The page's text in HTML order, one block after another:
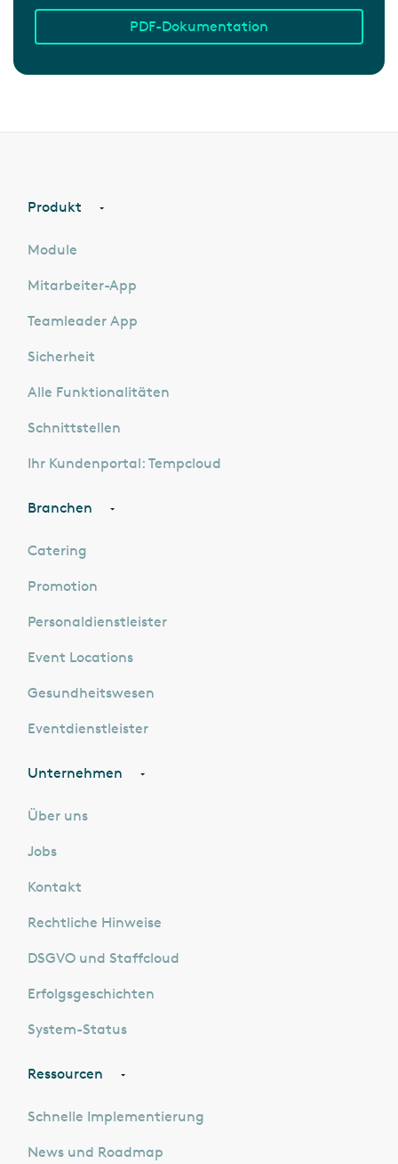
PDF-Dokumentation
Produkt
Module
Mitarbeiter-App
Teamleader App
Sicherheit
Alle Funktionalitäten
Schnittstellen
Ihr Kundenportal: Tempcloud
Branchen
Catering
Promotion
Personaldienstleister
Event Locations
Gesundheitswesen
Eventdienstleister
Unternehmen
Über uns
Jobs
Kontakt
Rechtliche Hinweise
DSGVO und Staffcloud
Erfolgsgeschichten
System-Status
Ressourcen
Schnelle Implementierung
News und Roadmap